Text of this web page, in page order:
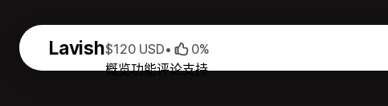
Lavish
概览功能评论支持
$120 USD• 0%